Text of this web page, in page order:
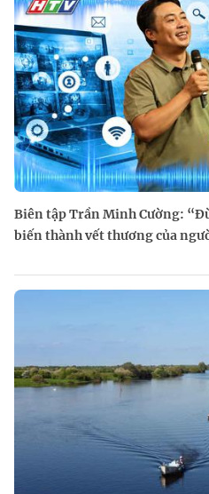
Biên tập Trần Minh Cường:
biến thành vết thương của